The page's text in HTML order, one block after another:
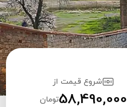
شروع قیمت از
58,490,000تومان